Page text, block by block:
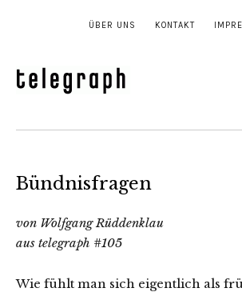
ÜBER UNS KONTAKT
Bündnisfragen
von Wolfgang Rüddenklau
aus telegraph #105
Wie fühlt man sich eigentlich als